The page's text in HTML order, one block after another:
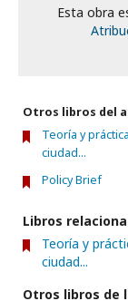
Esta obra
Otros libros del
Teoría y
ciudad...
Policy Brief
Libros
Teoría y
ciudad...
Otros libros de